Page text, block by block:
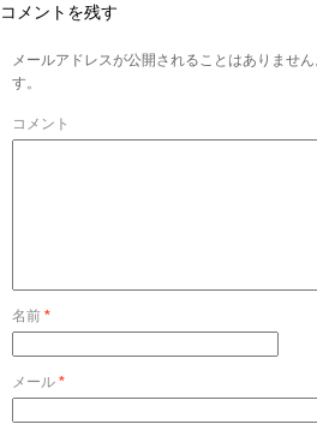
コメントを残す
メールアドレスが公開されることはありませ
す。
コメント
名前 *
メール *